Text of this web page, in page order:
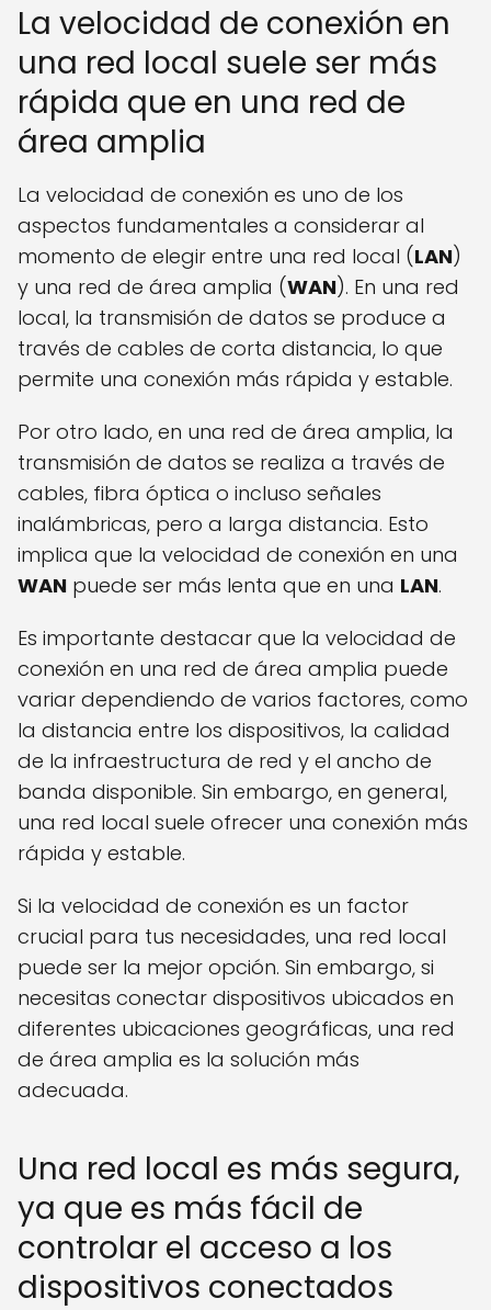
La velocidad de conexión en
una red local suele ser más
rápida que en una red de
área amplia
La velocidad de conexión es uno de los
aspectos fundamentales a considerar al
momento de elegir entre una red local (LAN)
y una red de área amplia (WAN). En una red
local, la transmisión de datos se produce a
través de cables de corta distancia, lo que
permite una conexión más rápida y estable.
Por otro lado, en una red de área amplia, la
transmisión de datos se realiza a través de
cables, fibra óptica o incluso señales
inalámbricas, pero a larga distancia. Esto
implica que la velocidad de conexión en una
WAN puede ser más lenta que en una LAN.
Es importante destacar que la velocidad de
conexión en una red de área amplia puede
variar dependiendo de varios factores, como
la distancia entre los dispositivos, la calidad
de la infraestructura de red y el ancho de
banda disponible. Sin embargo, en general,
una red local suele ofrecer una conexión más
rápida y estable.
Si la velocidad de conexión es un factor
crucial para tus necesidades, una red local
puede ser la mejor opción. Sin embargo, si
necesitas conectar dispositivos ubicados en
diferentes ubicaciones geográficas, una red
de área amplia es la solución más
adecuada.
Una red local es más segura,
ya que es más fácil de
controlar el acceso a los
dispositivos conectados